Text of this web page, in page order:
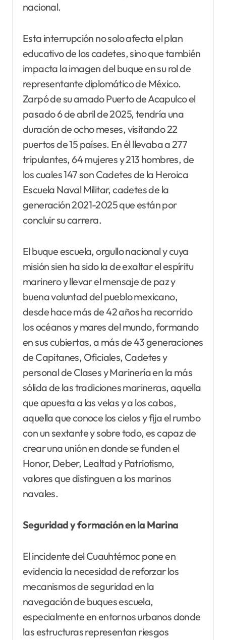
nacional.
Esta interrupción no solo afecta el plan
educativo de los cadetes, sino que también
impacta la imagen del buque en su rol de
representante diplomático de México.
Zarpó de su amado Puerto de Acapulco el
pasado 6 de abril de 2025, tendría una
duración de ocho meses, visitando 22
puertos de 15 países. En él llevaba a 277
tripulantes, 64 mujeres y 213 hombres, de
los cuales 147 son Cadetes de la Heroica
Escuela Naval Militar, cadetes de la
generación 2021-2025 que están por
concluir su carrera.
El buque escuela, orgullo nacional y cuya
misión sien ha sido la de exaltar el espíritu
marinero y llevar el mensaje de paz y
buena voluntad del pueblo mexicano,
desde hace más de 42 años ha recorrido
los océanos y mares del mundo, formando
en sus cubiertas, a más de 43 generaciones
de Capitanes, Oficiales, Cadetes y
personal de Clases y Marinería en la más
sólida de las tradiciones marineras, aquella
que apuesta a las velas y a los cabos,
aquella que conoce los cielos y fija el rumbo
con un sextante y sobre todo, es capaz de
crear una unión en donde se funden el
Honor, Deber, Lealtad y Patriotismo,
valores que distinguen a los marinos
navales.
Seguridad y formación en la Marina
El incidente del Cuauhtémoc pone en
evidencia la necesidad de reforzar los
mecanismos de seguridad en la
navegación de buques escuela,
especialmente en entornos urbanos donde
las estructuras representan riesgos